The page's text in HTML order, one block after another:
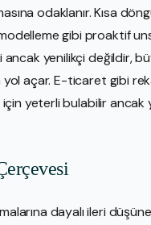
odaklanır. Kısa
gibi proaktif
ancak yenilikçi değildir,
yol açar. E-ticaret gibi
yeterli bulabilir ancak
dayalı ileri